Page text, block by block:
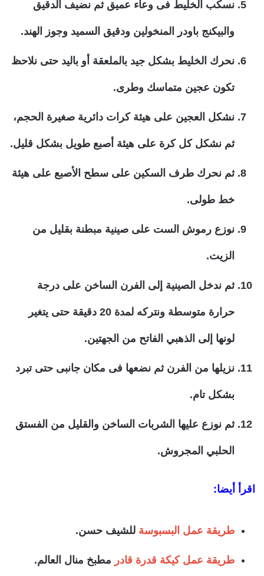
نسكب الخليط فى وعاء عميق ثم نضيف الدقيق
والبيكنج باودر المنخولين ودقيق السميد وجوز الهند.
نحرك الخليط بشكل جيد بالملعقة أو باليد حتى نلاحظ
تكون عجين متماسك وطرى.
نشكل العجين على هيئة كرات دائرية صغيرة الحجم،
ثم نشكل كل كرة على هيئة أصبع طويل بشكل قليل.
ثم نحرك طرف السكين على سطح الأصبع على هيئة
خط طولى.
نوزع رموش الست على صينية مبطنة بقليل من
الزيت.
ثم ندخل الصينية إلى الفرن الساخن على درجة
حرارة متوسطة ونتركه لمدة 20 دقيقة حتى يتغير
لونها إلى الذهبي الفاتح من الجهتين.
نزيلها من الفرن ثم نضعها فى مكان جانبى حتى تبرد
بشكل تام.
ثم نوزع عليها الشربات الساخن والقليل من الفستق
الحلبي المجروش.
اقرأ أيضا:
طريقة عمل البسبوسة للشيف حسن.
طريقة عمل كيكة قدرة قادر مطبخ منال العالم.